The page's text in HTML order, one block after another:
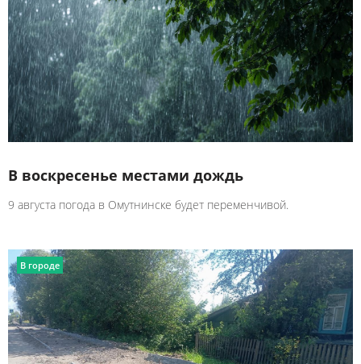
В воскресенье местами дождь
9 августа погода в Омутнинске будет переменчивой.
В городе